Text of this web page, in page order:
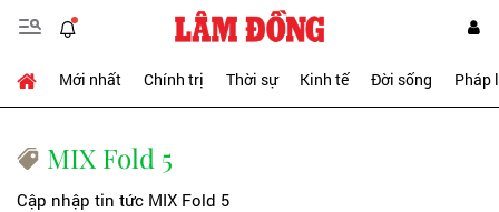
Mới nhất Chính trị Thời sự Kinh tế Đời sống Pháp
MIX Fold 5
Cập nhập tin tức MIX Fold 5